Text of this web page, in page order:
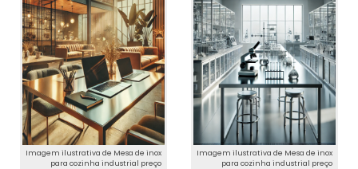
Imagem ilustrativa de Mesa de inox
para cozinha industrial preço
Imagem ilustrativa de Mesa de inox
para cozinha industrial preço